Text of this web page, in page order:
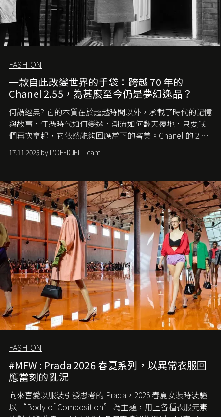
FASHION
一款自此改變世界的手袋：跨越 70 年的
Chanel 2.55，為甚麼至今仍是夢幻逸品？
何謂經典? 它的本質在於超越時間以外，承載了時代的記憶
與故事，任憑時代如何變遷，潮流如何翻天覆地，只要我
們再次拿起，它依然能夠回應當下的審美。Chanel 的 2.55
手袋更是這樣存在，自問世至今，一直有着舉足輕重的地
位。如果說每個女生的第一個夢想手袋是 Chanel，那 2.55
愛它的雋永與優雅。那麼這個手袋是怎麼誕生的呢？又為
甚麼取名叫 2.55 ？今天就由《L'Officiel HK》帶你穿越流金
歲月，回顧 2.55 的誕生故事。
17.11.2025 by L'OFFICIEL Team
FASHION
#MFW : Prada 2026 春夏系列，以異常衣服回
應當刻的亂況
向來喜愛以服裝引發思考的 Prada，2026 春夏女裝時裝騷
以 “Body of Composition” 為主題，用上各種衣服元素